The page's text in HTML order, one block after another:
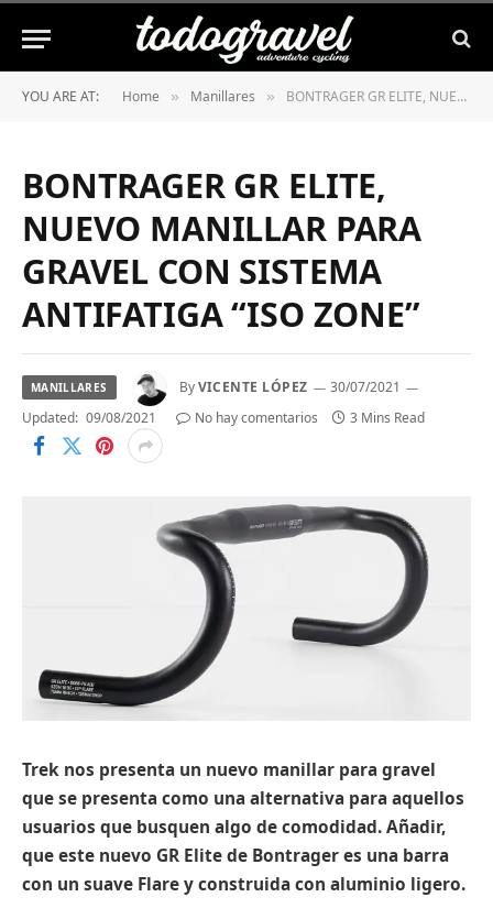
YOU ARE AT: Home » Manillares » BONTRAGER GR ELITE, NUEVO MANILLAR PARA GRAVEL CON SISTEMA ANTIFATIGA “ISO ZONE”
BONTRAGER GR ELITE,
NUEVO MANILLAR PARA
GRAVEL CON SISTEMA
ANTIFATIGA “ISO ZONE”
MANILLARES By VICENTE LÓPEZ
30/07/2021
Updated: 09/08/2021 No hay comentarios 3 Mins Read
Trek nos presenta un nuevo manillar para gravel
que se presenta como una alternativa para aquellos
usuarios que busquen algo de comodidad. Añadir,
que este nuevo GR Elite de Bontrager es una barra
con un suave Flare y construida con aluminio ligero.